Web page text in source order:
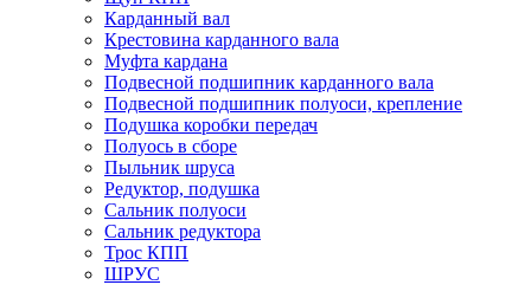
Карданный вал
Крестовина карданного вала
Муфта кардана
Подвесной подшипник карданного вала
Подвесной подшипник полуоси, крепление
Подушка коробки передач
Полуось в сборе
Пыльник шруса
Редуктор, подушка
Сальник полуоси
Сальник редуктора
Трос КПП
ШРУС